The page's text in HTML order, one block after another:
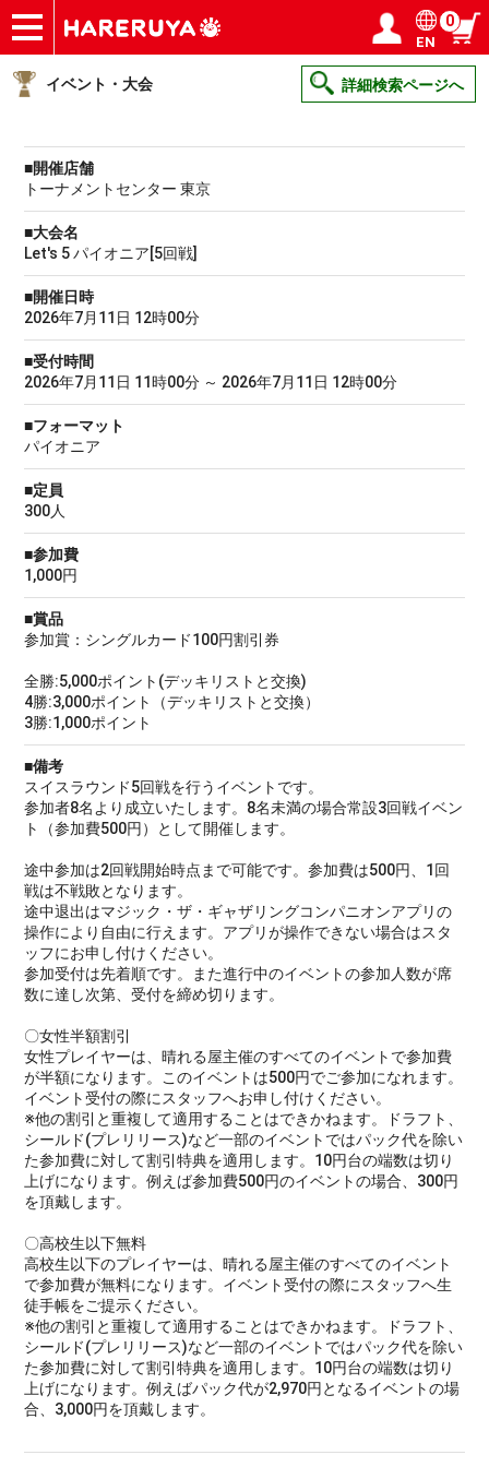
ショップ
買取
記事
デッキ検索
デッキ構築
選手一覧
店舗一覧
イベント
ヘルプ
お問い合わせ ログイン／会員登録
EN
0
イベント・大会 詳細検索ページへ
■開催店舗
トーナメントセンター 東京
■大会名
Let's 5 パイオニア[5回戦]
■開催日時
2026年7月11日 12時00分
■受付時間
2026年7月11日 11時00分 ～ 2026年7月11日 12時00分
■フォーマット
パイオニア
■定員
300人
■参加費
1,000円
■賞品
参加賞：シングルカード100円割引券
全勝:5,000ポイント(デッキリストと交換)
4勝:3,000ポイント（デッキリストと交換）
3勝:1,000ポイント
■備考
スイスラウンド5回戦を行うイベントです。
参加者8名より成立いたします。8名未満の場合常設3回戦イベン
ト（参加費500円）として開催します。
途中参加は2回戦開始時点まで可能です。参加費は500円、1回
戦は不戦敗となります。
途中退出はマジック・ザ・ギャザリングコンパニオンアプリの
操作により自由に行えます。アプリが操作できない場合はスタ
ッフにお申し付けください。
参加受付は先着順です。また進行中のイベントの参加人数が席
数に達し次第、受付を締め切ります。
〇女性半額割引
女性プレイヤーは、晴れる屋主催のすべてのイベントで参加費
が半額になります。このイベントは500円でご参加になれます。
イベント受付の際にスタッフへお申し付けください。
※他の割引と重複して適用することはできかねます。ドラフト、
シールド(プレリリース)など一部のイベントではパック代を除い
た参加費に対して割引特典を適用します。10円台の端数は切り
上げになります。例えば参加費500円のイベントの場合、300円
を頂戴します。
〇高校生以下無料
高校生以下のプレイヤーは、晴れる屋主催のすべてのイベント
で参加費が無料になります。イベント受付の際にスタッフへ生
徒手帳をご提示ください。
※他の割引と重複して適用することはできかねます。ドラフト、
シールド(プレリリース)など一部のイベントではパック代を除い
た参加費に対して割引特典を適用します。10円台の端数は切り
上げになります。例えばパック代が2,970円となるイベントの場
合、3,000円を頂戴します。